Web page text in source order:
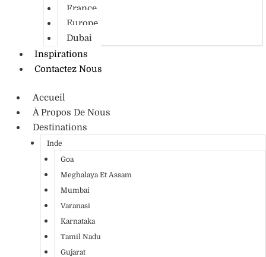
France
Europe
Dubai
Inspirations
Contactez Nous
Accueil
À Propos De Nous
Destinations
Inde
Goa
Meghalaya Et Assam
Mumbai
Varanasi
Karnataka
Tamil Nadu
Gujarat